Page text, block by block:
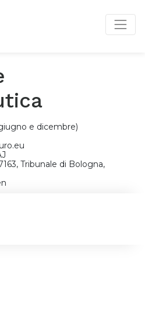
e dicembre)
Tribunale di Bologna,